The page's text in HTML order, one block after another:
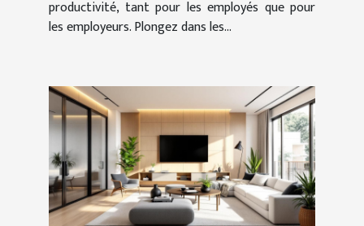
productivité, tant pour les employés que pour
les employeurs. Plongez dans les...